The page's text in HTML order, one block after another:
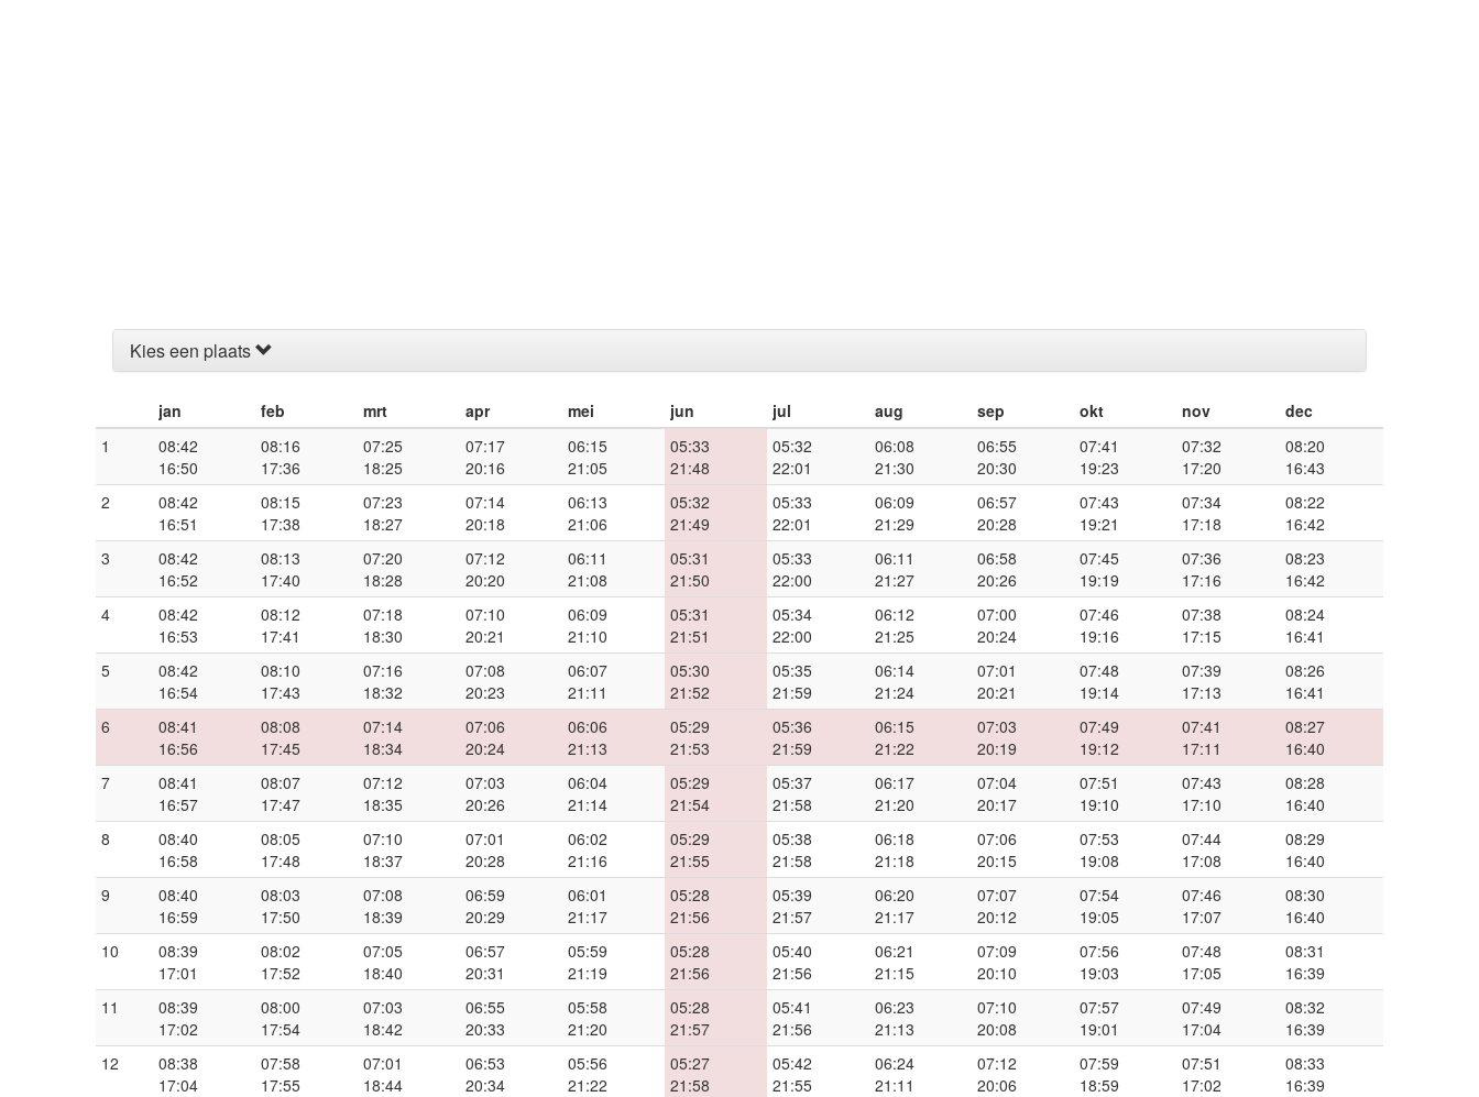
Kies een plaats
jan feb mrt apr mei jun jul aug sep okt nov
dec
1
08:42
16:50
08:16
17:36
07:25
18:25
07:17
20:16
06:15
21:05
05:33
21:48
05:32
22:01
06:08
21:30
06:55
20:30
07:41
19:23
07:32
17:20
08:20
16:43
2
08:42
16:51
08:15
17:38
07:23
18:27
07:14
20:18
06:13
21:06
05:32
21:49
05:33
22:01
06:09
21:29
06:57
20:28
07:43
19:21
07:34
17:18
08:22
16:42
3
08:42
16:52
08:13
17:40
07:20
18:28
07:12
20:20
06:11
21:08
05:31
21:50
05:33
22:00
06:11
21:27
06:58
20:26
07:45
19:19
07:36
17:16
08:23
16:42
4
08:42
16:53
08:12
17:41
07:18
18:30
07:10
20:21
06:09
21:10
05:31
21:51
05:34
22:00
06:12
21:25
07:00
20:24
07:46
19:16
07:38
17:15
08:24
16:41
5
08:42
16:54
08:10
17:43
07:16
18:32
07:08
20:23
06:07
21:11
05:30
21:52
05:35
21:59
06:14
21:24
07:01
20:21
07:48
19:14
07:39
17:13
08:26
16:41
6
08:41
16:56
08:08
17:45
07:14
18:34
07:06
20:24
06:06
21:13
05:29
21:53
05:36
21:59
06:15
21:22
07:03
20:19
07:49
19:12
07:41
17:11
08:27
16:40
7
08:41
16:57
08:07
17:47
07:12
18:35
07:03
20:26
06:04
21:14
05:29
21:54
05:37
21:58
06:17
21:20
07:04
20:17
07:51
19:10
07:43
17:10
08:28
16:40
8
08:40
16:58
08:05
17:48
07:10
18:37
07:01
20:28
06:02
21:16
05:29
21:55
05:38
21:58
06:18
21:18
07:06
20:15
07:53
19:08
07:44
17:08
08:29
16:40
9
08:40
16:59
08:03
17:50
07:08
18:39
06:59
20:29
06:01
21:17
05:28
21:56
05:39
21:57
06:20
21:17
07:07
20:12
07:54
19:05
07:46
17:07
08:30
16:40
10
08:39
17:01
08:02
17:52
07:05
18:40
06:57
20:31
05:59
21:19
05:28
21:56
05:40
21:56
06:21
21:15
07:09
20:10
07:56
19:03
07:48
17:05
08:31
16:39
11
08:39
17:02
08:00
17:54
07:03
18:42
06:55
20:33
05:58
21:20
05:28
21:57
05:41
21:56
06:23
21:13
07:10
20:08
07:57
19:01
07:49
17:04
08:32
16:39
12
08:38
17:04
07:58
17:55
07:01
18:44
06:53
20:34
05:56
21:22
05:27
21:58
05:42
21:55
06:24
21:11
07:12
20:06
07:59
18:59
07:51
17:02
08:33
16:39